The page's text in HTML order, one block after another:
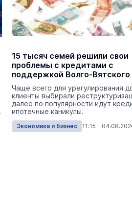
Как узнать на законных
15 тысяч семей решили свои
проблемы с кредитами с
поддержкой Волго-Вятского
Сбербанка
Чаще всего для урегулирования
клиенты выбирали
далее по популярности идут
ипотечные каникулы.
Экономика и бизнес 11:15